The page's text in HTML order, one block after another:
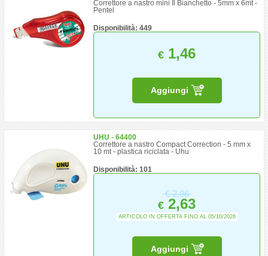
Correttore a nastro mini Il Bianchetto - 5mm x 6mt -
Pentel
Disponibilità: 449
€ 1,46
Aggiungi
UHU - 64400
Correttore a nastro Compact Correction - 5 mm x
10 mt - plastica riciclata - Uhu
Disponibilità: 101
€2,86
€ 2,63
ARTICOLO IN OFFERTA FINO AL 05/10/2026
Aggiungi